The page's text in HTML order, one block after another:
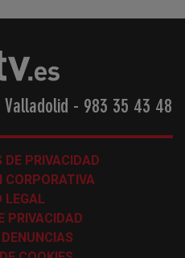
- 983 35 43 48
DE PRIVACIDAD
CORPORATIVA
LEGAL
PRIVACIDAD